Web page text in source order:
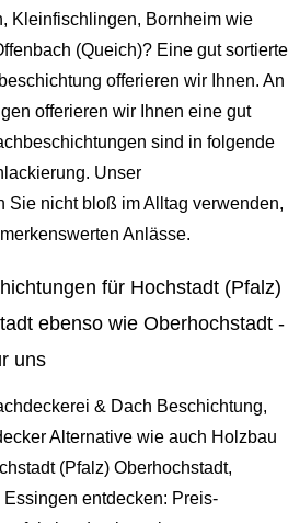
Kleinfischlingen, Bornheim wie
(Queich)? Eine gut sortierte
offerieren wir Ihnen. An
offerieren wir Ihnen eine gut
sind in folgende
Unser
Sie nicht bloß im Alltag verwenden,
Anlässe.
für Hochstadt (Pfalz)
ebenso wie Oberhochstadt -
uns
& Dach Beschichtung,
Alternative wie auch Holzbau
(Pfalz) Oberhochstadt,
entdecken: Preis-